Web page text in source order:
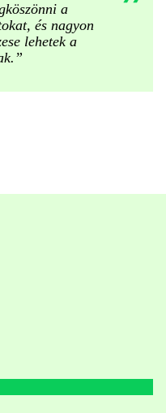
a
és nagyon
lehetek a